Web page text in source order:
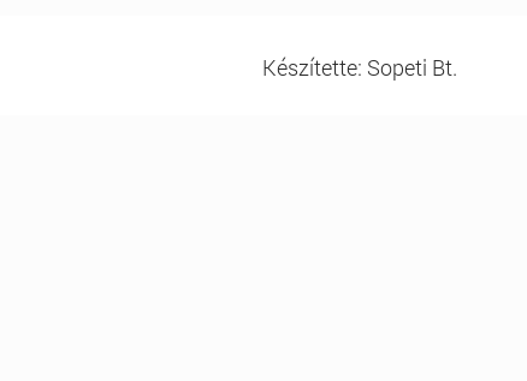
Készítette: Sopeti Bt.